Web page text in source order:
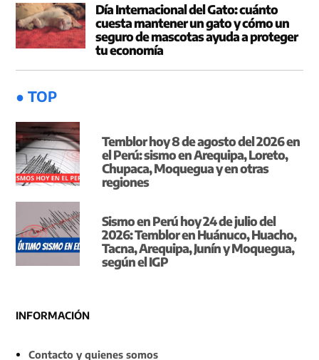
Día Internacional del Gato: cuánto
cuesta mantener un gato y cómo un
seguro de mascotas ayuda a proteger
tu economía
● TOP
Temblor hoy 8 de agosto del 2026 en
el Perú: sismo en Arequipa, Loreto,
Chupaca, Moquegua y en otras
regiones
Sismo en Perú hoy 24 de julio del
2026: Temblor en Huánuco, Huacho,
Tacna, Arequipa, Junín y Moquegua,
según el IGP
INFORMACIÓN
Contacto y quienes somos